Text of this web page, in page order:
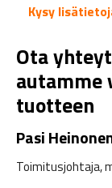
Kysy
Ota
autamme
tuotteen
Pasi
Toimitusjohtaja,